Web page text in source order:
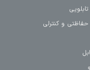
و کنترلی